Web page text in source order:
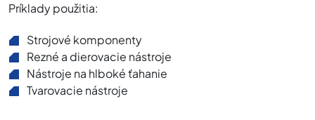
Príklady použitia:
Strojové komponenty
Rezné a dierovacie nástroje
Nástroje na hlboké ťahanie
Tvarovacie nástroje